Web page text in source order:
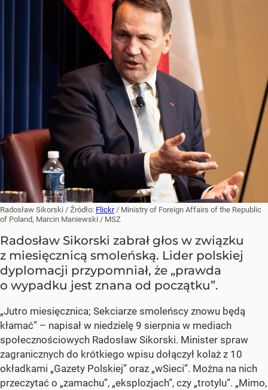
Radosław Sikorski / Źródło: Flickr / Ministry of Foreign Affairs of the Republic
of Poland, Marcin Maniewski / MSZ
Radosław Sikorski zabrał głos w związku
z miesięcznicą smoleńską. Lider polskiej
dyplomacji przypomniał, że „prawda
o wypadku jest znana od początku”.
„Jutro miesięcznica; Sekciarze smoleńscy znowu będą
kłamać” – napisał w niedzielę 9 sierpnia w mediach
społecznościowych Radosław Sikorski. Minister spraw
zagranicznych do krótkiego wpisu dołączył kolaż z 10
okładkami „Gazety Polskiej” oraz „wSieci”. Można na nich
przeczytać o „zamachu”, „eksplozjach”, czy „trotylu”. „Mimo,